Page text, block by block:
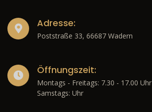
Adresse:
Poststraße 33, 66687 Wadern
Öffnungszeit:
Montags - Freitags: 7.30 - 17.00 Uhr
Samstags: Uhr